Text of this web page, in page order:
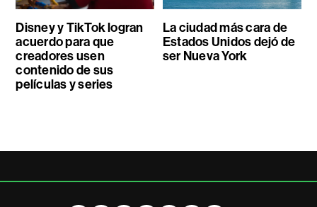
Disney y TikTok logran
acuerdo para que
creadores usen
contenido de sus
películas y series
La ciudad más cara de
Estados Unidos dejó de
ser Nueva York